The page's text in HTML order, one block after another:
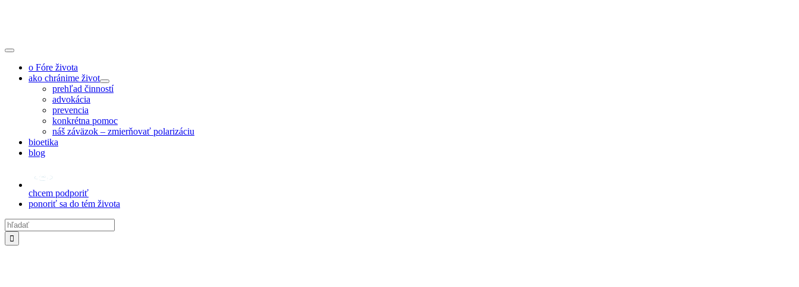
Toggle
Navigationo Fóre života
ako chránime život
prehľad činností
advokácia
prevencia
konkrétna pomoc
náš záväzok – zmierňovať polarizáciu
bioetika
blog
chcem podporiť
ponoriť sa do tém života
Hľadať: